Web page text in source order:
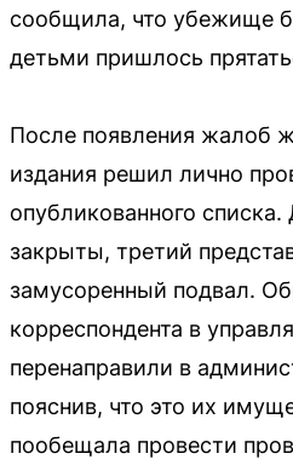
сообщила, что убежище
детьми пришлось
После появления жалоб
издания решил лично
опубликованного
закрыты, третий
замусоренный подвал.
корреспондента в
перенаправили в
пояснив, что это их
пообещала провести